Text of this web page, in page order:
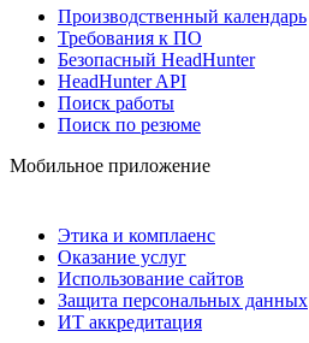
Производственный календарь
Требования к ПО
Безопасный HeadHunter
HeadHunter API
Поиск работы
Поиск по резюме
Мобильное приложение
Этика и комплаенс
Оказание услуг
Использование сайтов
Защита персональных данных
ИТ аккредитация